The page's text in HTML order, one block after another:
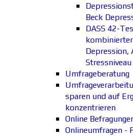
Beck
DASS 42-
Depression,
Umfrageberatung
sparen und auf
konzentrieren
Online
Onlineumfragen -